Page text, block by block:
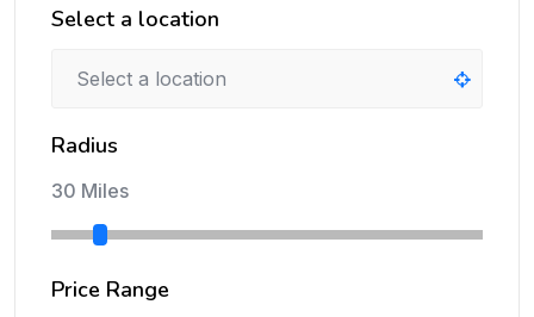
Select a location
Radius
30 Miles
Price Range